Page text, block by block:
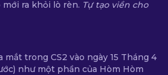
ra khỏi lò rèn. Tự tạo viền cho
mắt trong CS2 vào ngày 15 Tháng 4
như một phần của Hòm Hòm